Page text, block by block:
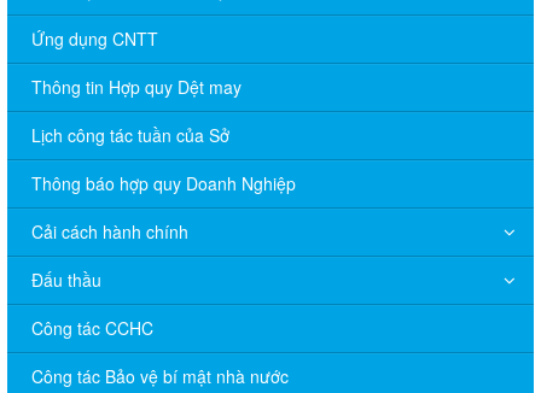
Ứng dụng CNTT
Thông tin Hợp quy Dệt may
Lịch công tác tuần của Sở
Thông báo hợp quy Doanh Nghiệp
Cải cách hành chính
Đấu thầu
Công tác CCHC
Công tác Bảo vệ bí mật nhà nước